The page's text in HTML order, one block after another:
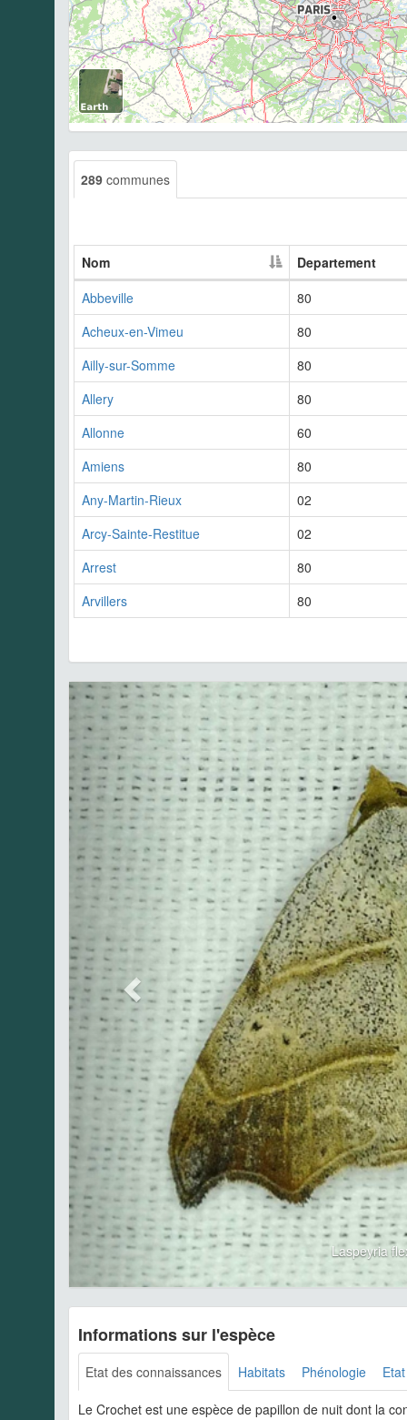
289 communes
Nom
Departement
Abbeville
80
Acheux-en-Vimeu
80
Ailly-sur-Somme
80
Allery
80
Allonne
60
Amiens
80
Any-Martin-Rieux
02
Arcy-Sainte-Restitue
02
Arrest
80
Arvillers
80
Laspeyria
Informations sur l'espèce
Etat des connaissances Habitats Phénologie
Le Crochet est une espèce de papillon de nuit dont la